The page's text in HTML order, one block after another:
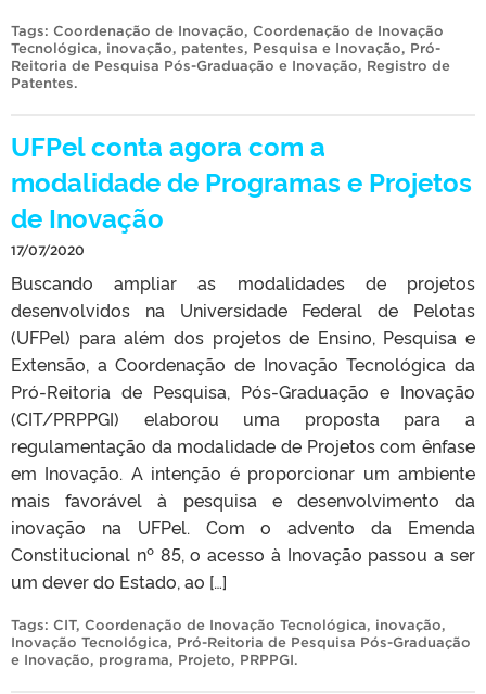
Tags: Coordenação de Inovação, Coordenação de Inovação
Tecnológica, inovação, patentes, Pesquisa e Inovação, Pró-
Reitoria de Pesquisa Pós-Graduação e Inovação, Registro de
Patentes.
UFPel conta agora com a
modalidade de Programas e Projetos
de Inovação
17/07/2020
Buscando ampliar as modalidades de projetos
desenvolvidos na Universidade Federal de Pelotas
(UFPel) para além dos projetos de Ensino, Pesquisa e
Extensão, a Coordenação de Inovação Tecnológica da
Pró-Reitoria de Pesquisa, Pós-Graduação e Inovação
(CIT/PRPPGI) elaborou uma proposta para a
regulamentação da modalidade de Projetos com ênfase
em Inovação. A intenção é proporcionar um ambiente
mais favorável à pesquisa e desenvolvimento da
inovação na UFPel. Com o advento da Emenda
Constitucional nº 85, o acesso à Inovação passou a ser
um dever do Estado, ao […]
Tags: CIT, Coordenação de Inovação Tecnológica, inovação,
Inovação Tecnológica, Pró-Reitoria de Pesquisa Pós-Graduação
e Inovação, programa, Projeto, PRPPGI.